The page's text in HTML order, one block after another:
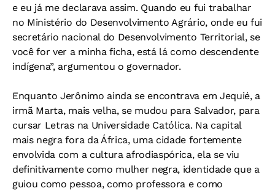
e eu já me declarava assim. Quando eu fui trabalhar
no Ministério do Desenvolvimento Agrário, onde eu fui
secretário nacional do Desenvolvimento Territorial, se
você for ver a minha ficha, está lá como descendente
indígena”, argumentou o governador.
Enquanto Jerônimo ainda se encontrava em Jequié, a
irmã Marta, mais velha, se mudou para Salvador, para
cursar Letras na Universidade Católica. Na capital
mais negra fora da África, uma cidade fortemente
envolvida com a cultura afrodiaspórica, ela se viu
definitivamente como mulher negra, identidade que a
guiou como pessoa, como professora e como